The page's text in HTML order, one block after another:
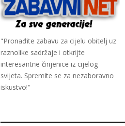
"Pronađite zabavu za cijelu obitelj uz
raznolike sadržaje i otkrijte
interesantne činjenice iz cijelog
svijeta. Spremite se za nezaboravno
iskustvo!"